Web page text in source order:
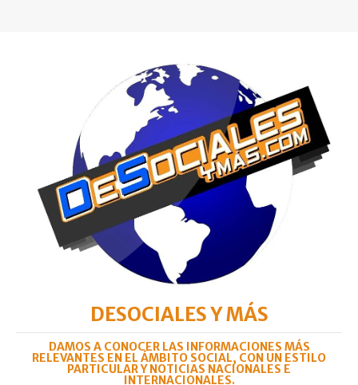
DESOCIALES Y MÁS
DAMOS A CONOCER LAS INFORMACIONES MÁS
RELEVANTES EN EL ÁMBITO SOCIAL, CON UN ESTILO
PARTICULAR Y NOTICIAS NACIONALES E
INTERNACIONALES.